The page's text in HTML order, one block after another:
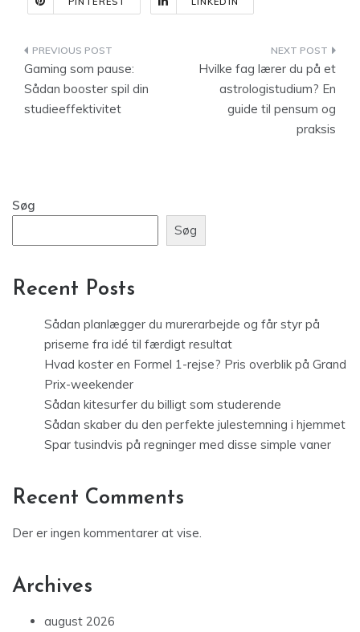
Indlægsnavigation
Gaming som pause:
Sådan booster spil din
studieeffektivitet
Hvilke fag lærer du på et
astrologistudium? En
guide til pensum og
praksis
Søg
Søg
Recent Posts
Sådan planlægger du murerarbejde og får styr på
priserne fra idé til færdigt resultat
Hvad koster en Formel 1-rejse? Pris overblik på Grand
Prix-weekender
Sådan kitesurfer du billigt som studerende
Sådan skaber du den perfekte julestemning i hjemmet
Spar tusindvis på regninger med disse simple vaner
Recent Comments
Der er ingen kommentarer at vise.
Archives
august 2026